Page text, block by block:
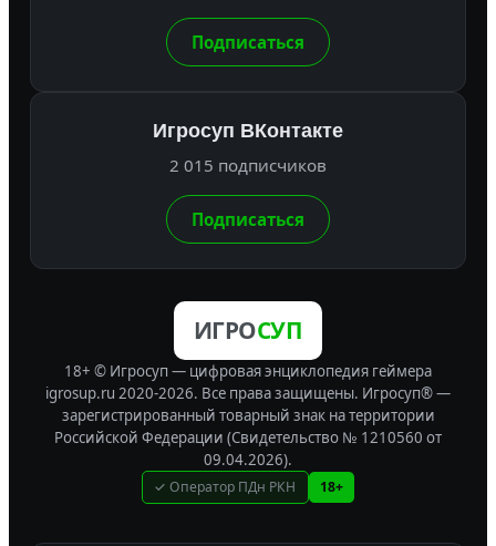
Подписаться
Игросуп ВКонтакте
2 015 подписчиков
Подписаться
ИГРОСУП
18+ © Игросуп — цифровая энциклопедия геймера
igrosup.ru 2020-2026. Все права защищены. Игросуп® —
зарегистрированный товарный знак на территории
Российской Федерации (Свидетельство № 1210560 от
09.04.2026).
✓ Оператор ПДн РКН 18+